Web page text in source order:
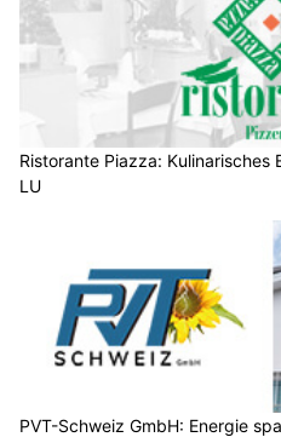
Ristorante Piazza:
LU
PVT-Schweiz GmbH: Energie